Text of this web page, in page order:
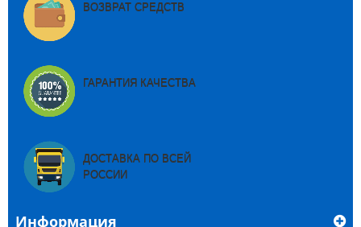
ВОЗВРАТ СРЕДСТВ
ГАРАНТИЯ КАЧЕСТВА
ДОСТАВКА ПО ВСЕЙ
РОССИИ
Информация